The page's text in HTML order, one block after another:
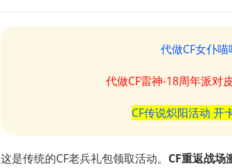
代做CF女仆
代做CF雷神-18周年派对
CF传说炽阳活动 开
这是传统的CF老兵礼包领取活动。 CF重返战场